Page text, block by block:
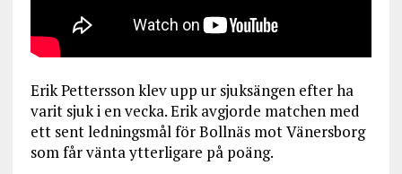
Erik Pettersson klev upp ur sjuksängen efter ha
varit sjuk i en vecka. Erik avgjorde matchen med
ett sent ledningsmål för Bollnäs mot Vänersborg
som får vänta ytterligare på poäng.